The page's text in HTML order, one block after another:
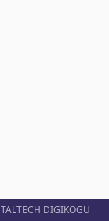
TALTECH DIGIKOGU